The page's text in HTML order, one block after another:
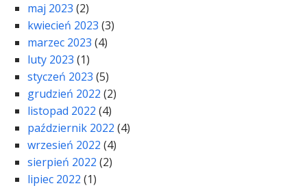
maj 2023 (2)
kwiecień 2023 (3)
marzec 2023 (4)
luty 2023 (1)
styczeń 2023 (5)
grudzień 2022 (2)
listopad 2022 (4)
październik 2022 (4)
wrzesień 2022 (4)
sierpień 2022 (2)
lipiec 2022 (1)